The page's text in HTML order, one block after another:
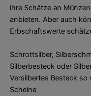
ihre Schätze an
anbieten. Aber auch
Erbschaftswerte
Schrottsilber,
Silberbesteck oder
Versilbertes Besteck so
Scheine